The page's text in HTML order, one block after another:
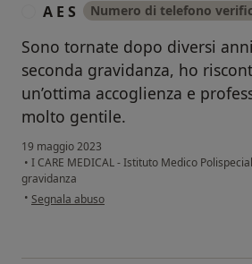
A E S Numero di telefono
Sono tornate dopo diversi
seconda gravidanza, ho
un’ottima accoglienza e
molto gentile.
19 maggio 2023
• I CARE MEDICAL - Istituto Medico
gravidanza
• secondo l'opinione dell'utente A E S
Segnala abuso